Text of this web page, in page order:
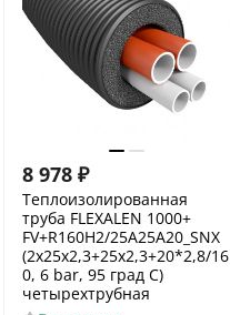
8 978 ₽
Теплоизолированная
труба FLEXALEN 1000+
FV+R160H2/25A25A20_SNX
(2x25x2,3+25x2,3+20*2,8/16
0, 6 bar, 95 град С)
четырехтрубная